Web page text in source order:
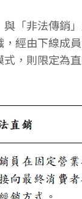
「非法傳銷
經由下線成
，則限定為